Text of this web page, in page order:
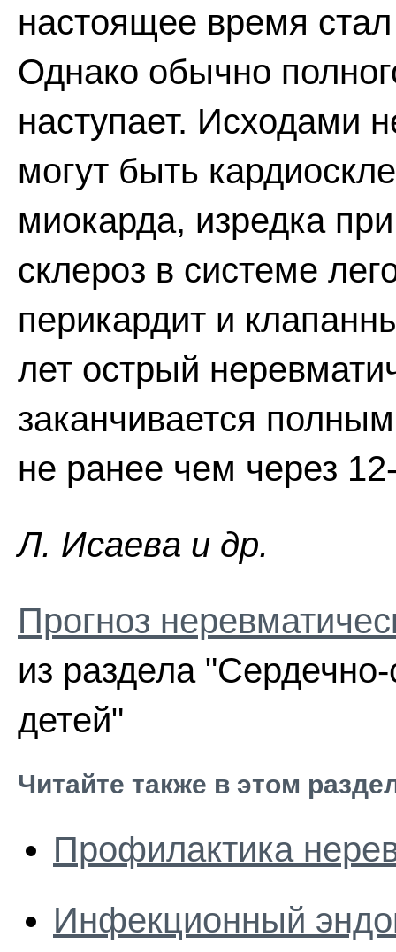
настоящее время
Однако обычно
наступает. Исходами
могут быть
миокарда, изредка
склероз в системе
перикардит и
лет острый
заканчивается
не ранее чем через
Л. Иcaeвa и др.
Прогноз
из раздела
детей"
Читайте также в этом
Профилактика
Инфекционный